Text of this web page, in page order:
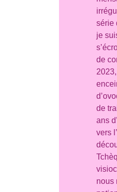
série
je
de
de
ans
vers
nous